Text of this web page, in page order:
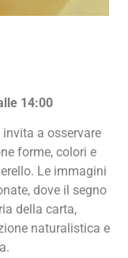
14:00
a osservare
forme, colori e
Le immagini
dove il segno
della carta,
naturalistica e